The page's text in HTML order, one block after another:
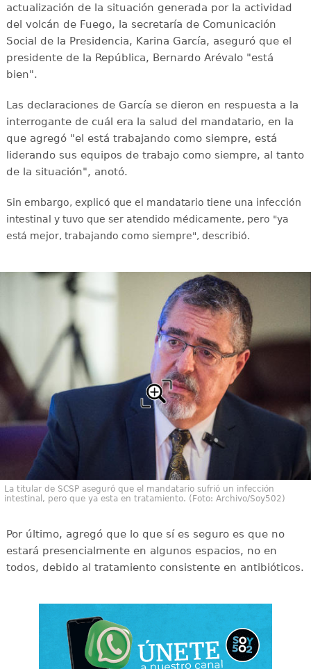
actualización de la situación generada por la actividad
del volcán de Fuego, la secretaría de Comunicación
Social de la Presidencia, Karina García, aseguró que el
presidente de la República, Bernardo Arévalo "está
bien".
Las declaraciones de García se dieron en respuesta a la
interrogante de cuál era la salud del mandatario, en la
que agregó "el está trabajando como siempre, está
liderando sus equipos de trabajo como siempre, al tanto
de la situación", anotó.
Sin embargo, explicó que el mandatario tiene una infección
intestinal y tuvo que ser atendido médicamente, pero "ya
está mejor, trabajando como siempre", describió.
La titular de SCSP aseguró que el mandatario sufrió un infección
intestinal, pero que ya esta en tratamiento. (Foto: Archivo/Soy502)
Por último, agregó que lo que sí es seguro es que no
estará presencialmente en algunos espacios, no en
todos, debido al tratamiento consistente en antibióticos.